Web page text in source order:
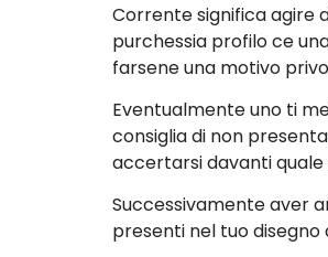
Corrente significa agire
purchessia profilo ce
farsene una motivo
Eventualmente uno ti
consiglia di non
accertarsi davanti
Successivamente aver
presenti nel tuo disegno